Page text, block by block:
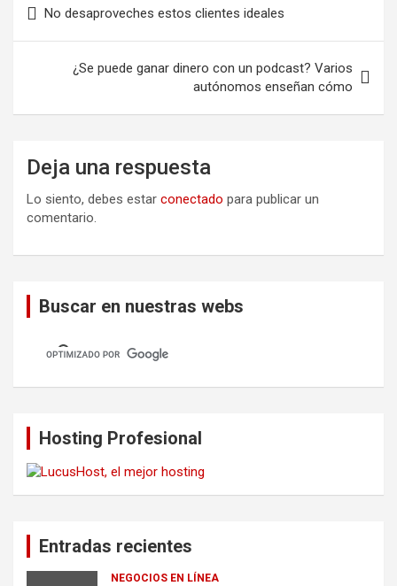
de
entradas
No desaproveches estos clientes ideales
¿Se puede ganar dinero con un podcast? Varios
autónomos enseñan cómo
Deja una respuesta
Lo siento, debes estar conectado para publicar un
comentario.
Buscar en nuestras webs
Hosting Profesional
Entradas recientes
NEGOCIOS EN LÍNEA